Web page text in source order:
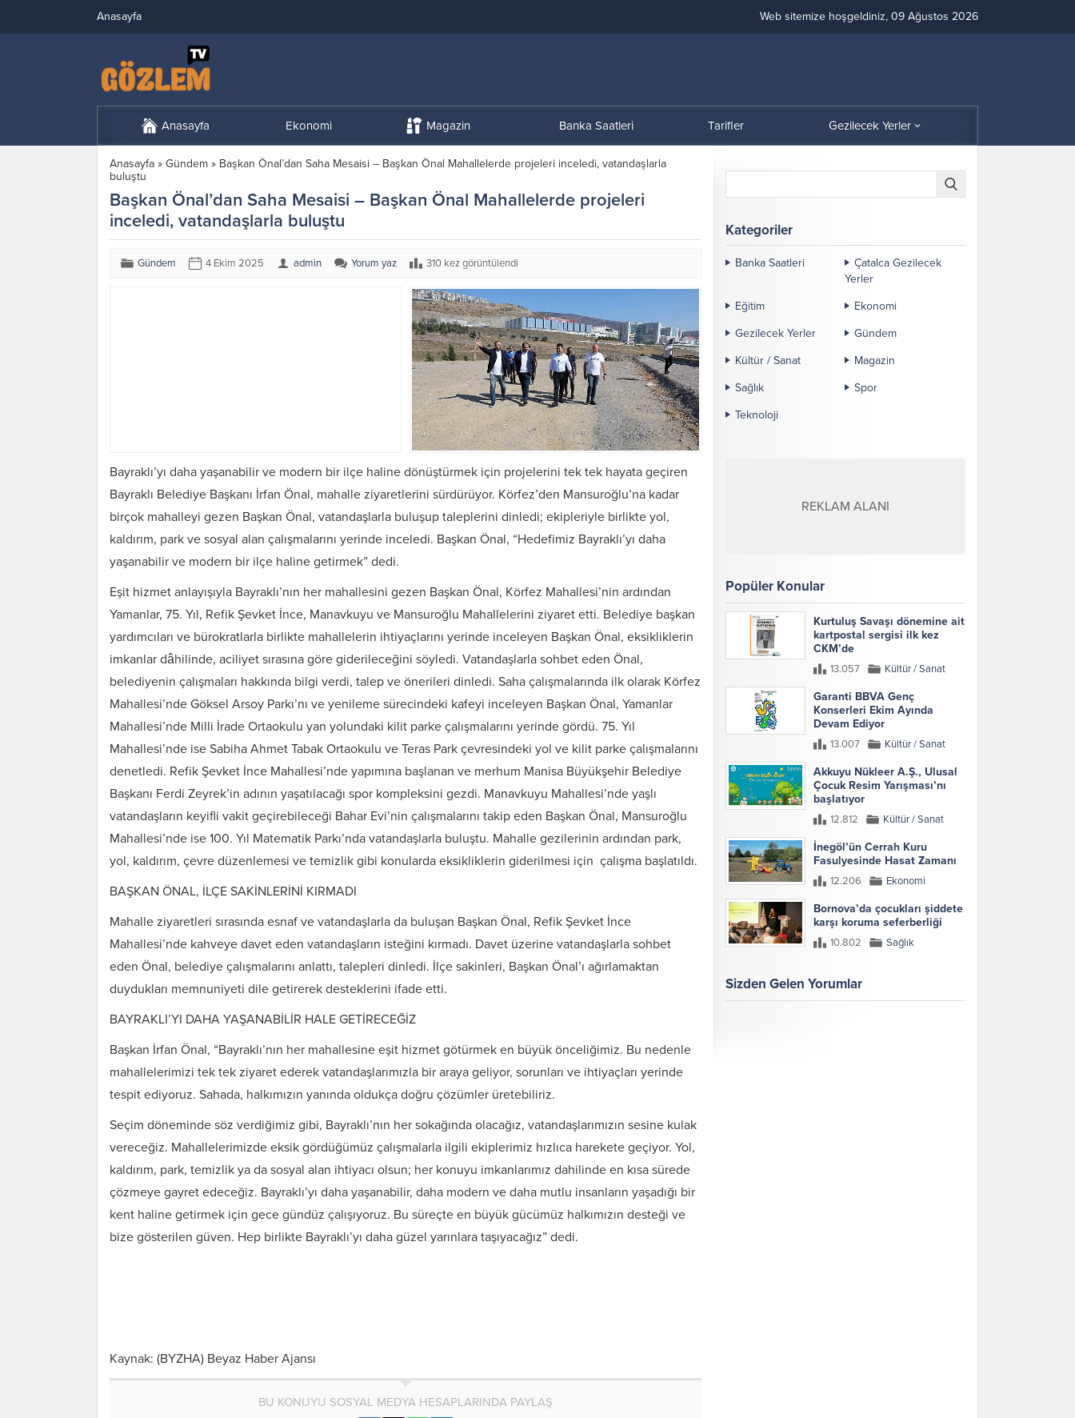
Anasayfa Web sitemize hoşgeldiniz, 09 Ağustos 2026
Anasayfa Ekonomi Magazin Banka Saatleri Tarifler Gezilecek Yerler
Anasayfa » Gündem » Başkan Önal’dan Saha Mesaisi – Başkan Önal Mahallelerde projeleri inceledi, vatandaşlarla
buluştu
Başkan Önal’dan Saha Mesaisi – Başkan Önal Mahallelerde projeleri
inceledi, vatandaşlarla buluştu
Gündem 4 Ekim 2025 admin Yorum yaz 310 kez görüntülendi
Bayraklı’yı daha yaşanabilir ve modern bir ilçe haline dönüştürmek için projelerini tek tek hayata geçiren
Bayraklı Belediye Başkanı İrfan Önal, mahalle ziyaretlerini sürdürüyor. Körfez’den Mansuroğlu’na kadar
birçok mahalleyi gezen Başkan Önal, vatandaşlarla buluşup taleplerini dinledi; ekipleriyle birlikte yol,
kaldırım, park ve sosyal alan çalışmalarını yerinde inceledi. Başkan Önal, “Hedefimiz Bayraklı’yı daha
yaşanabilir ve modern bir ilçe haline getirmek” dedi.
Eşit hizmet anlayışıyla Bayraklı’nın her mahallesini gezen Başkan Önal, Körfez Mahallesi’nin ardından
Yamanlar, 75. Yıl, Refik Şevket İnce, Manavkuyu ve Mansuroğlu Mahallelerini ziyaret etti. Belediye başkan
yardımcıları ve bürokratlarla birlikte mahallelerin ihtiyaçlarını yerinde inceleyen Başkan Önal, eksikliklerin
imkanlar dâhilinde, aciliyet sırasına göre giderileceğini söyledi. Vatandaşlarla sohbet eden Önal,
belediyenin çalışmaları hakkında bilgi verdi, talep ve önerileri dinledi. Saha çalışmalarında ilk olarak Körfez
Mahallesi’nde Göksel Arsoy Parkı’nı ve yenileme sürecindeki kafeyi inceleyen Başkan Önal, Yamanlar
Mahallesi’nde Milli İrade Ortaokulu yan yolundaki kilit parke çalışmalarını yerinde gördü. 75. Yıl
Mahallesi’nde ise Sabiha Ahmet Tabak Ortaokulu ve Teras Park çevresindeki yol ve kilit parke çalışmalarını
denetledi. Refik Şevket İnce Mahallesi’nde yapımına başlanan ve merhum Manisa Büyükşehir Belediye
Başkanı Ferdi Zeyrek’in adının yaşatılacağı spor kompleksini gezdi. Manavkuyu Mahallesi’nde yaşlı
vatandaşların keyifli vakit geçirebileceği Bahar Evi’nin çalışmalarını takip eden Başkan Önal, Mansuroğlu
Mahallesi’nde ise 100. Yıl Matematik Parkı’nda vatandaşlarla buluştu. Mahalle gezilerinin ardından park,
yol, kaldırım, çevre düzenlemesi ve temizlik gibi konularda eksikliklerin giderilmesi için çalışma başlatıldı.
BAŞKAN ÖNAL, İLÇE SAKİNLERİNİ KIRMADI
Mahalle ziyaretleri sırasında esnaf ve vatandaşlarla da buluşan Başkan Önal, Refik Şevket İnce
Mahallesi’nde kahveye davet eden vatandaşların isteğini kırmadı. Davet üzerine vatandaşlarla sohbet
eden Önal, belediye çalışmalarını anlattı, talepleri dinledi. İlçe sakinleri, Başkan Önal’ı ağırlamaktan
duydukları memnuniyeti dile getirerek desteklerini ifade etti.
BAYRAKLI’YI DAHA YAŞANABİLİR HALE GETİRECEĞİZ
Başkan İrfan Önal, “Bayraklı’nın her mahallesine eşit hizmet götürmek en büyük önceliğimiz. Bu nedenle
mahallelerimizi tek tek ziyaret ederek vatandaşlarımızla bir araya geliyor, sorunları ve ihtiyaçları yerinde
tespit ediyoruz. Sahada, halkımızın yanında oldukça doğru çözümler üretebiliriz.
Seçim döneminde söz verdiğimiz gibi, Bayraklı’nın her sokağında olacağız, vatandaşlarımızın sesine kulak
vereceğiz. Mahallelerimizde eksik gördüğümüz çalışmalarla ilgili ekiplerimiz hızlıca harekete geçiyor. Yol,
kaldırım, park, temizlik ya da sosyal alan ihtiyacı olsun; her konuyu imkanlarımız dahilinde en kısa sürede
çözmeye gayret edeceğiz. Bayraklı’yı daha yaşanabilir, daha modern ve daha mutlu insanların yaşadığı bir
kent haline getirmek için gece gündüz çalışıyoruz. Bu süreçte en büyük gücümüz halkımızın desteği ve
bize gösterilen güven. Hep birlikte Bayraklı’yı daha güzel yarınlara taşıyacağız” dedi.
Kaynak: (BYZHA) Beyaz Haber Ajansı
BU KONUYU SOSYAL MEDYA HESAPLARINDA PAYLAŞ
Kategoriler
Banka Saatleri
Çatalca Gezilecek
Yerler
Eğitim
Ekonomi
Gezilecek Yerler
Gündem
Kültür / Sanat
Magazin
Sağlık
Spor
Teknoloji
REKLAM ALANI
Popüler Konular
Kurtuluş Savaşı dönemine ait
kartpostal sergisi ilk kez
CKM’de
13.057 Kültür / Sanat
Garanti BBVA Genç
Konserleri Ekim Ayında
Devam Ediyor
13.007 Kültür / Sanat
Akkuyu Nükleer A.Ş., Ulusal
Çocuk Resim Yarışması’nı
başlatıyor
12.812 Kültür / Sanat
İnegöl’ün Cerrah Kuru
Fasulyesinde Hasat Zamanı
12.206 Ekonomi
Bornova’da çocukları şiddete
karşı koruma seferberliği
10.802 Sağlık
Sizden Gelen Yorumlar